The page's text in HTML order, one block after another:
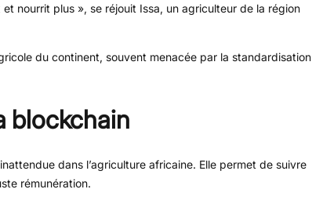
nourrit plus », se réjouit Issa, un agriculteur de la région
du continent, souvent menacée par la standardisation
blockchain
dans l’agriculture africaine. Elle permet de suivre
rémunération.